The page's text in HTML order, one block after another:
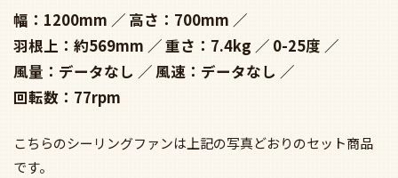
幅：1200mm
高さ：700mm
羽根上：約569mm
重さ：7.4kg
0-25度
風量：データなし
風速：データなし
回転数：77rpm
こちらのシーリングファンは上記の写真どおりのセット商品
です。